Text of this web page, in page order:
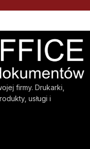
firmy. Drukarki,
usługi i